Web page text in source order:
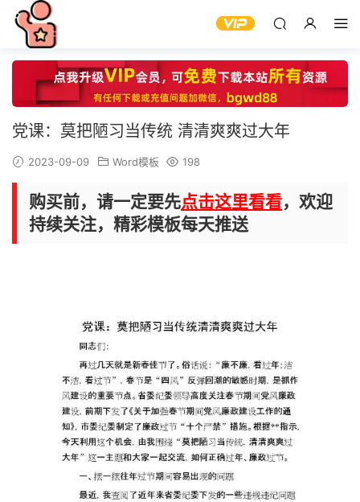
党课：莫把陋习当传统 清清爽爽过大年
2023-09-09 Word模板 198
购买前，请一定要先点击这里看看，欢迎
持续关注，精彩模板每天推送